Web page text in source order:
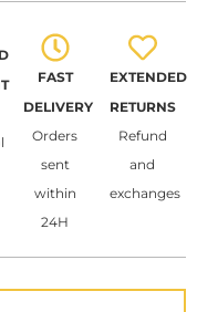
FAST
DELIVERY
Orders
sent
within
24H
EXTENDED
RETURNS
Refund
and
exchanges